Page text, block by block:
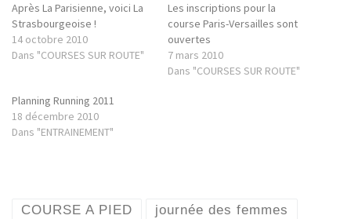
Après La Parisienne, voici La
Strasbourgeoise !
14 octobre 2010
Dans "COURSES SUR ROUTE"
Les inscriptions pour la
course Paris-Versailles sont
ouvertes
7 mars 2010
Dans "COURSES SUR ROUTE"
Planning Running 2011
18 décembre 2010
Dans "ENTRAINEMENT"
COURSE A PIED journée des femmes